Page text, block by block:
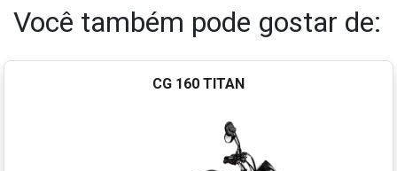
Você também pode gostar de:
CG 160 TITAN